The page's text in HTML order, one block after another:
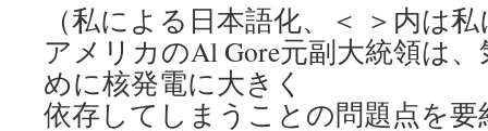
（私による日本語化、＜ ＞内は
アメリカのAl Gore元副大統領は
めに核発電に大きく
依存してしまうことの問題点を